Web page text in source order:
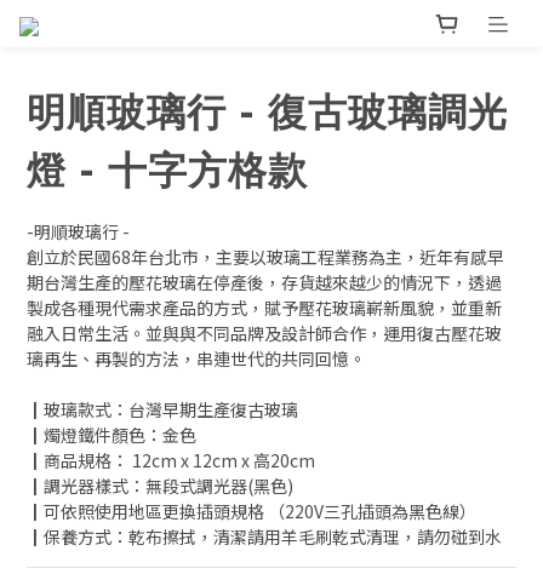
明順玻璃行 - 復古玻璃調光
燈 - 十字方格款
-明順玻璃行 -
創立於民國68年台北市，主要以玻璃工程業務為主，近年有感早
期台灣生產的壓花玻璃在停產後，存貨越來越少的情況下，透過
製成各種現代需求產品的方式，賦予壓花玻璃嶄新風貌，並重新
融入日常生活。並與與不同品牌及設計師合作，運用復古壓花玻
璃再生、再製的方法，串連世代的共同回憶。
┃玻璃款式：台灣早期生產復古玻璃
┃燭燈鐵件顏色：金色
┃商品規格： 12cm x 12cm x 高20cm
┃調光器樣式：無段式調光器(黑色)
┃可依照使用地區更換插頭規格 （220V三孔插頭為黑色線）
┃保養方式：乾布擦拭，清潔請用羊毛刷乾式清理，請勿碰到水